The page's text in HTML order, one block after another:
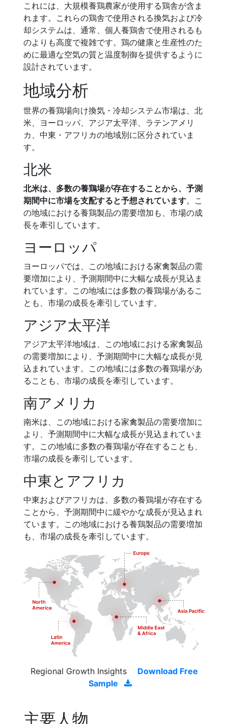
これには、大規模養鶏農家が使用する鶏舎が含ま
れます。これらの鶏舎で使用される換気および冷
却システムは、通常、個人養鶏舎で使用されるも
のよりも高度で複雑です。鶏の健康と生産性のた
めに最適な空気の質と温度制御を提供するように
設計されています。
地域分析
世界の養鶏場向け換気・冷却システム市場は、北
米、ヨーロッパ、アジア太平洋、ラテンアメリ
カ、中東・アフリカの地域別に区分されていま
す。
北米
北米は、多数の養鶏場が存在することから、予測
期間中に市場を支配すると予想されています。こ
の地域における養鶏製品の需要増加も、市場の成
長を牽引しています。
ヨーロッパ
ヨーロッパでは、この地域における家禽製品の需
要増加により、予測期間中に大幅な成長が見込ま
れています。この地域には多数の養鶏場があるこ
とも、市場の成長を牽引しています。
アジア太平洋
アジア太平洋地域は、この地域における家禽製品
の需要増加により、予測期間中に大幅な成長が見
込まれています。この地域には多数の養鶏場があ
ることも、市場の成長を牽引しています。
南アメリカ
南米は、この地域における家禽製品の需要増加に
より、予測期間中に大幅な成長が見込まれていま
す。この地域に多数の養鶏場が存在することも、
市場の成長を牽引しています。
中東とアフリカ
中東およびアフリカは、多数の養鶏場が存在する
ことから、予測期間中に緩やかな成長が見込まれ
ています。この地域における養鶏製品の需要増加
も、市場の成長を牽引しています。
Regional Growth Insights
Download Free
Sample
主要人物